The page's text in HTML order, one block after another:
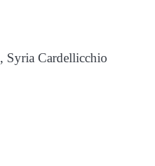
Cardellicchio